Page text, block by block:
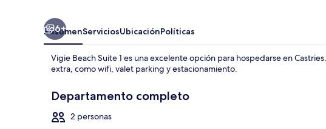
6+
ResumenServiciosUbicaciónPolíticas
Vigie Beach Suite 1 es una excelente opción para hospedarse en
extra, como wifi, valet parking y estacionamiento.
Departamento completo
2 personas